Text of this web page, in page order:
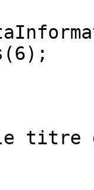
titre